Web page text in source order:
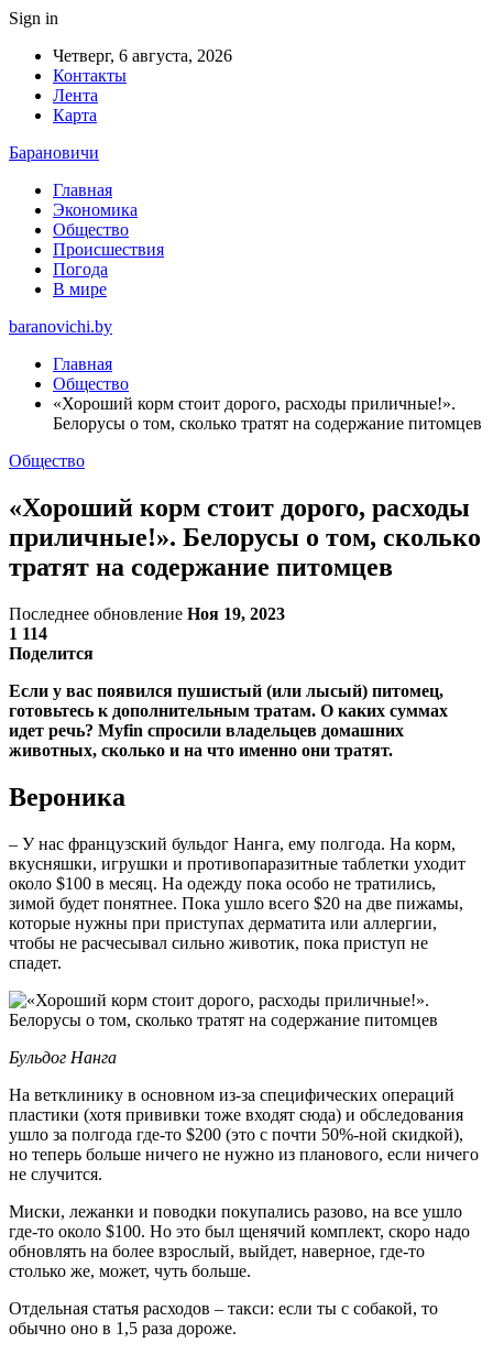
Sign in
Четверг, 6 августа, 2026
Контакты
Лента
Карта
Барановичи
Главная
Экономика
Общество
Происшествия
Погода
В мире
baranovichi.by
Главная
Общество
«Хороший корм стоит дорого, расходы приличные!».
Белорусы о том, сколько тратят на содержание питомцев
Общество
«Хороший корм стоит дорого, расходы
приличные!». Белорусы о том, сколько
тратят на содержание питомцев
Последнее обновление Ноя 19, 2023
1 114
Поделится
Если у вас появился пушистый (или лысый) питомец,
готовьтесь к дополнительным тратам. О каких суммах
идет речь? Myfin спросили владельцев домашних
животных, сколько и на что именно они тратят.
Вероника
– У нас французский бульдог Нанга, ему полгода. На корм,
вкусняшки, игрушки и противопаразитные таблетки уходит
около $100 в месяц. На одежду пока особо не тратились,
зимой будет понятнее. Пока ушло всего $20 на две пижамы,
которые нужны при приступах дерматита или аллергии,
чтобы не расчесывал сильно животик, пока приступ не
спадет.
Бульдог Нанга
На ветклинику в основном из-за специфических операций
пластики (хотя прививки тоже входят сюда) и обследования
ушло за полгода где-то $200 (это с почти 50%-ной скидкой),
но теперь больше ничего не нужно из планового, если ничего
не случится.
Миски, лежанки и поводки покупались разово, на все ушло
где-то около $100. Но это был щенячий комплект, скоро надо
обновлять на более взрослый, выйдет, наверное, где-то
столько же, может, чуть больше.
Отдельная статья расходов – такси: если ты с собакой, то
обычно оно в 1,5 раза дороже.